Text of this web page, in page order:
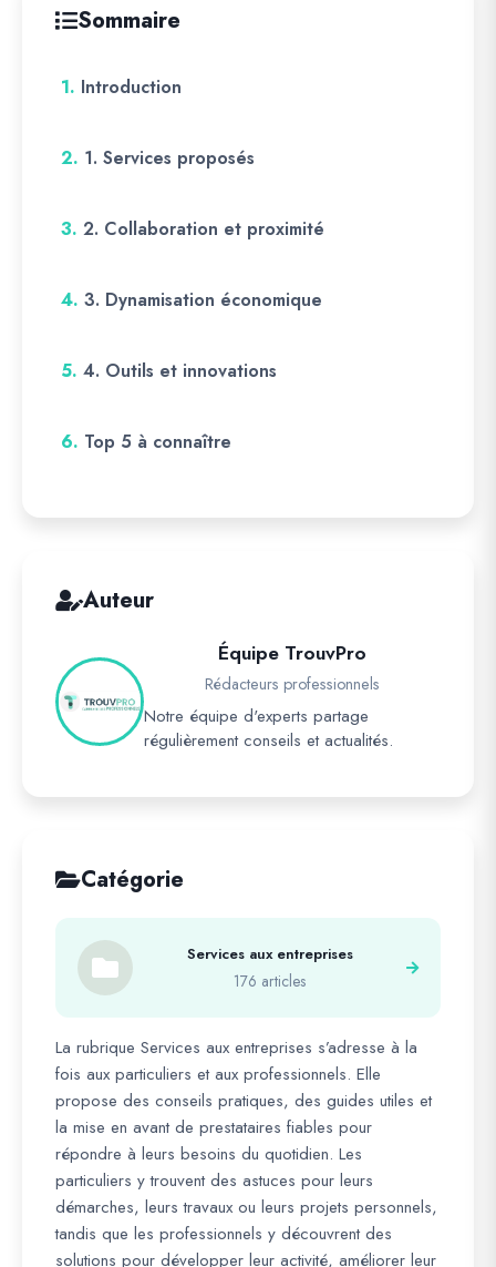
Sommaire
1. Introduction
2. 1. Services proposés
3. 2. Collaboration et proximité
4. 3. Dynamisation économique
5. 4. Outils et innovations
6. Top 5 à connaître
Auteur
Équipe TrouvPro
Rédacteurs professionnels
Notre équipe d'experts partage
régulièrement conseils et actualités.
Catégorie
Services aux entreprises
176 articles
La rubrique Services aux entreprises s’adresse à la
fois aux particuliers et aux professionnels. Elle
propose des conseils pratiques, des guides utiles et
la mise en avant de prestataires fiables pour
répondre à leurs besoins du quotidien. Les
particuliers y trouvent des astuces pour leurs
démarches, leurs travaux ou leurs projets personnels,
tandis que les professionnels y découvrent des
solutions pour développer leur activité, améliorer leur